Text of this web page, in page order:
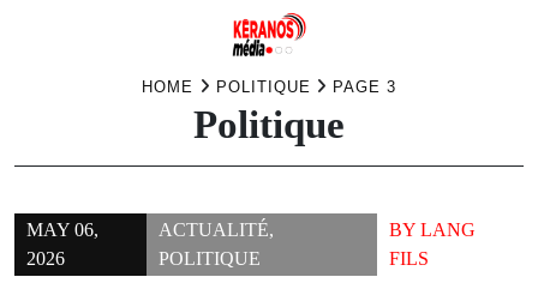
HOME POLITIQUE PAGE 3
Politique
MAY 06,
2026
ACTUALITÉ,
POLITIQUE
BYLANG
FILS